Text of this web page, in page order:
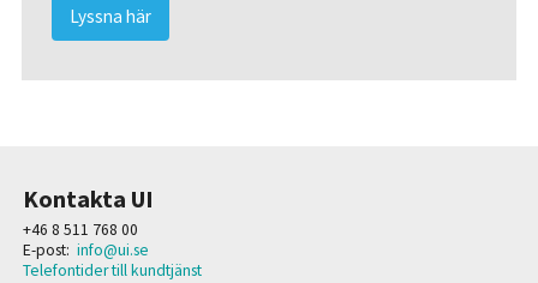
Lyssna här
Kontakta UI
+46 8 511 768 00
E-post: info@ui.se
Telefontider till kundtjänst